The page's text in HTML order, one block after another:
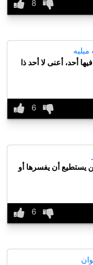
أحد، أعنى لا أحد ذا
يستطيع أن يفسرها أو